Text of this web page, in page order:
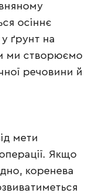
осіннє
ґрунт на
ми створюємо
речовини й
мети
Якщо
коренева